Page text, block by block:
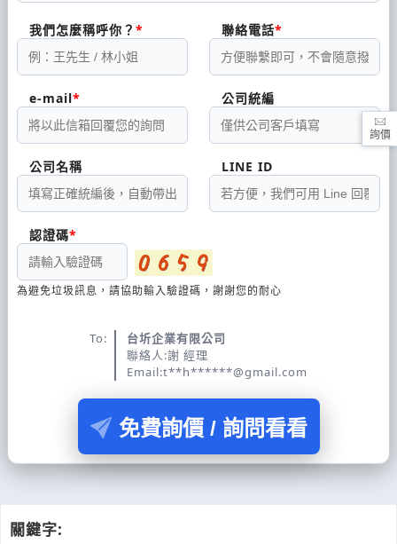
我們怎麼稱呼你？ 聯絡電話
e-mail 公司統編
公司名稱 LINE ID
認證碼
為避免垃圾訊息，請協助輸入驗證碼，謝謝您的耐心
To:
台圻企業有限公司
聯絡人:謝 經理
Email:t**h******@gmail.com
免費詢價 / 詢問看看
關鍵字:
詢價